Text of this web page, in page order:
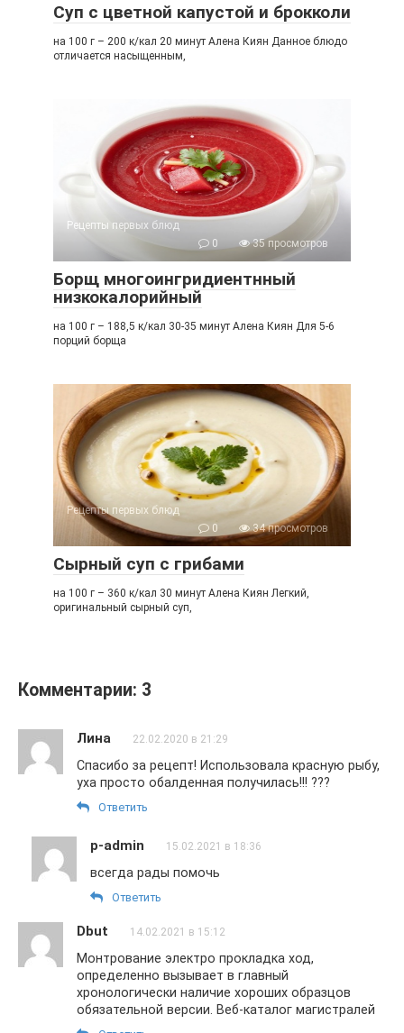
Суп с цветной капустой и брокколи
на 100 г – 200 к/кал 20 минут Алена Киян Данное блюдо
отличается насыщенным,
Рецепты первых блюд
0
35 просмотров
Борщ многоингридиентнный
низкокалорийный
на 100 г – 188,5 к/кал 30-35 минут Алена Киян Для 5-6
порций борща
Рецепты первых блюд
0
34 просмотров
Сырный суп с грибами
на 100 г – 360 к/кал 30 минут Алена Киян Легкий,
оригинальный сырный суп,
Комментарии: 3
Лина 22.02.2020 в 21:29
Спасибо за рецепт! Использовала красную рыбу,
уха просто обалденная получилась!!! ???
Ответить
p-admin 15.02.2021 в 18:36
всегда рады помочь
Ответить
Dbut 14.02.2021 в 15:12
Монтрование электро прокладка ход,
определенно вызывает в главный
хронологически наличие хороших образцов
обязательной версии. Веб-каталог магистралей